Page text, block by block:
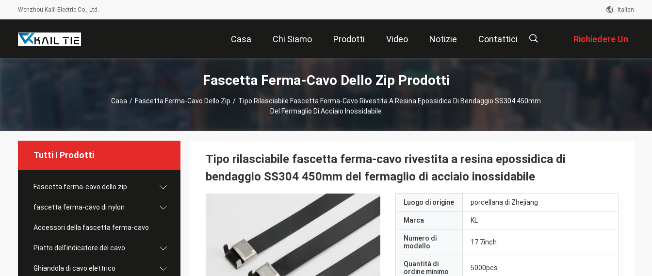
Wenzhou Kaili Electric Co., Ltd. Italian
Casa Chi Siamo Prodotti Video Notizie Contattici Richiedere Un
Preventivo
Fascetta Ferma-Cavo Dello Zip Prodotti
Casa / Fascetta Ferma-Cavo Dello Zip / Tipo Rilasciabile Fascetta Ferma-Cavo Rivestita A Resina Epossidica Di Bendaggio SS304 450mm
Del Fermaglio Di Acciaio Inossidabile
Tutti I Prodotti
Fascetta ferma-cavo dello zip
fascetta ferma-cavo di nylon
Accessori della fascetta ferma-cavo
Piatto dell'indicatore del cavo
Ghiandola di cavo elettrico
Tipo rilasciabile fascetta ferma-cavo rivestita a resina epossidica di
bendaggio SS304 450mm del fermaglio di acciaio inossidabile
Luogo di origine porcellana di Zhejiang
Marca KL
Numero di
modello
17.7inch
Quantità di
ordine minimo
5000pcs